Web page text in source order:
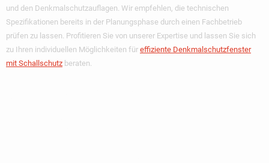
und den Denkmalschutzauflagen. Wir empfehlen, die technischen
Spezifikationen bereits in der Planungsphase durch einen Fachbetrieb
prüfen zu lassen. Profitieren Sie von unserer Expertise und lassen Sie sich
zu Ihren individuellen Möglichkeiten für effiziente Denkmalschutzfenster
mit Schallschutz beraten.